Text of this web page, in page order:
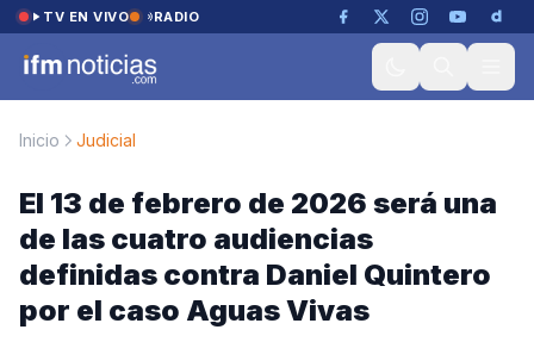
Saltar al contenido
TV EN VIVO RADIO
Inicio Judicial
El 13 de febrero de 2026 será una
de las cuatro audiencias
definidas contra Daniel Quintero
por el caso Aguas Vivas